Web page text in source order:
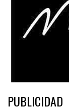
PUBLICIDAD